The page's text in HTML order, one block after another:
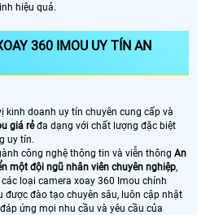
hiệu quả.
360 IMOU UY TÍN AN
kinh doanh uy tín chuyên cung cấp và
giá rẻđa dạng với chất lượng đặc biệt
uy tín.
công nghệ thông tin và viễn thông An
một đội ngũ nhân viên chuyên nghiệp,
loại camera xoay 360 Imou chính
được đào tạo chuyên sâu, luôn cập nhật
ứng mọi nhu cầu và yêu cầu của